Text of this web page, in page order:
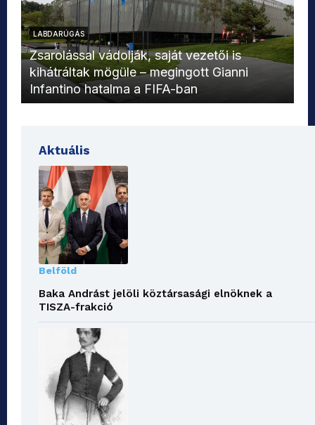
LABDARÚGÁS
Zsarolással vádolják, saját vezetői is
kihátráltak mögüle – megingott Gianni
Infantino hatalma a FIFA-ban
Aktuális
Belföld
Baka Andrást jelöli köztársasági elnöknek a
TISZA-frakció